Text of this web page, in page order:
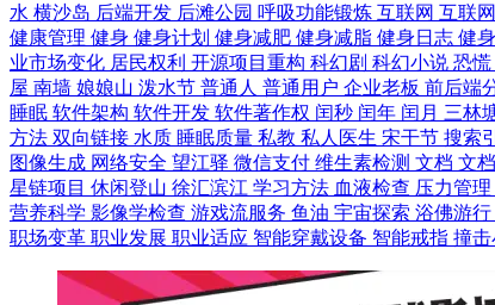
水 横沙岛 后端开发 后滩公园 呼吸功能锻炼 互联网 互联
健康管理 健身 健身计划 健身减肥 健身减脂 健身日志 健
业市场变化 居民权利 开源项目重构 科幻剧 科幻小说 恐慌
屋 南墙 娘娘山 泼水节 普通人 普通用户 企业老板 前后端
睡眠 软件架构 软件开发 软件著作权 闰秒 闰年 闰月 三林
方法 双向链接 水质 睡眠质量 私教 私人医生 宋干节 搜索
图像生成 网络安全 望江驿 微信支付 维生素检测 文档 文
星链项目 休闲登山 徐汇滨江 学习方法 血液检查 压力管理
营养科学 影像学检查 游戏流服务 鱼油 宇宙探索 浴佛游行
职场变革 职业发展 职业适应 智能穿戴设备 智能戒指 撞击